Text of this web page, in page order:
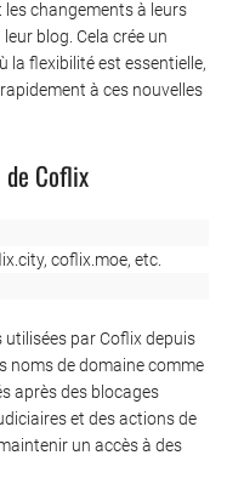
changements à leurs
blog. Cela crée un
la flexibilité est essentielle,
à ces nouvelles
de Coflix
coflix.moe, etc.
utilisées par Coflix depuis
noms de domaine comme
après des blocages
et des actions de
un accès à des